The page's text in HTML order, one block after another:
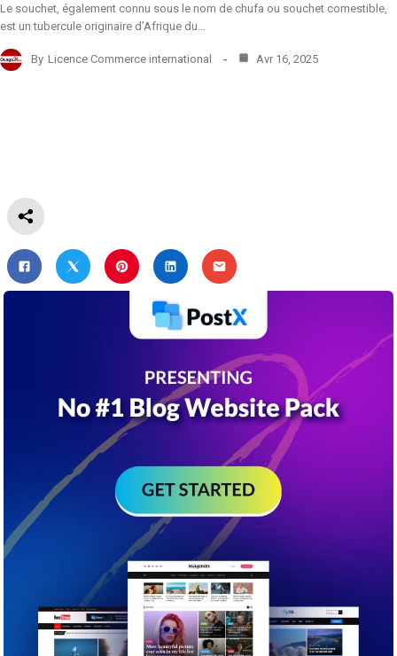
Le souchet, également connu sous le nom de chufa ou souchet comestible,
est un tubercule originaire d’Afrique du…
By Licence Commerce international Avr 16, 2025